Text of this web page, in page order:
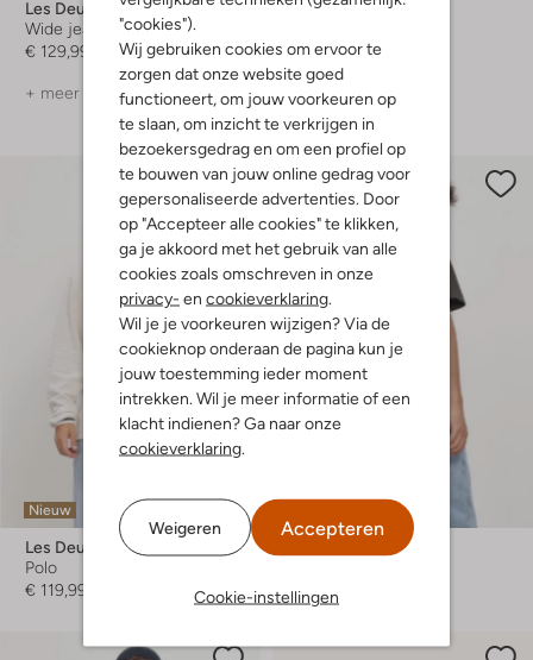
"cookies").
Wij gebruiken cookies om ervoor te
zorgen dat onze website goed
functioneert, om jouw voorkeuren op
te slaan, om inzicht te verkrijgen in
bezoekersgedrag en om een profiel op
te bouwen van jouw online gedrag voor
gepersonaliseerde advertenties. Door
op "Accepteer alle cookies" te klikken,
ga je akkoord met het gebruik van alle
cookies zoals omschreven in onze
privacy- en cookieverklaring.
Wil je je voorkeuren wijzigen? Via de
cookieknop onderaan de pagina kun je
jouw toestemming ieder moment
intrekken. Wil je meer informatie of een
klacht indienen? Ga naar onze
cookieverklaring.
Weigeren Accepteren
Cookie-instellingen
Les Deux
Wide jeans
€ 129,99
+ meer kleuren
Les Deux
€ 159,99
Nieuw
Les Deux
Polo
€ 119,99
€ 69,99